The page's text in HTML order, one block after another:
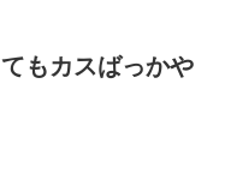
もカスばっかや